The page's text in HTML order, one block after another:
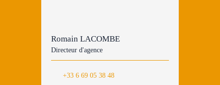
Romain LACOMBE
Directeur d'agence
+33 6 69 05 38 48